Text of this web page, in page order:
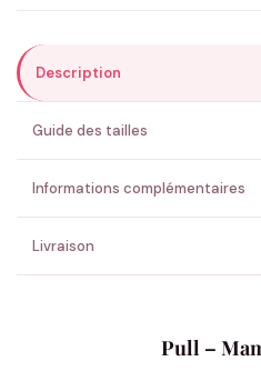
ENVOYER MA
💚 Retour sous 24-48h🇫🇷 Flocage en
Description
Guide des tailles
Informations complémentaires
Livraison
Pull –